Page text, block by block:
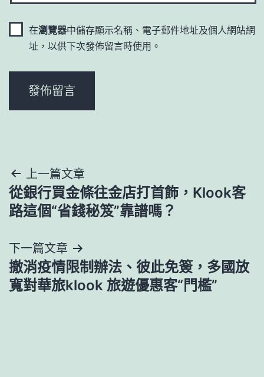
在瀏覽器中儲存顯示名稱、電子郵件地址及個人網站網
址，以供下次發佈留言時使用。
文
章
覽
上一篇文章
從銀行買金條往金店打首飾，Klook客
路這個“省錢秘笈”靠譜嗎？
下一篇文章
撤消疫情限制辦法、彼此免簽，多國放
寬對華旅klook 旅遊優惠客“門檻”